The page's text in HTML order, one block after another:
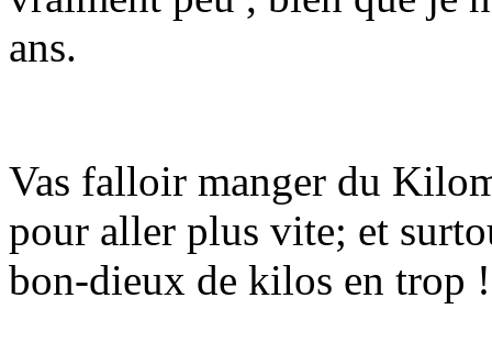
ans.
Vas falloir manger du
pour aller plus vite; et
bon-dieux de kilos en trop